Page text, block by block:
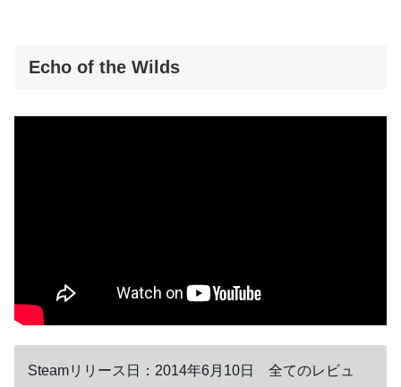
Echo of the Wilds
Steamリリース日：2014年6月10日 全てのレビュ